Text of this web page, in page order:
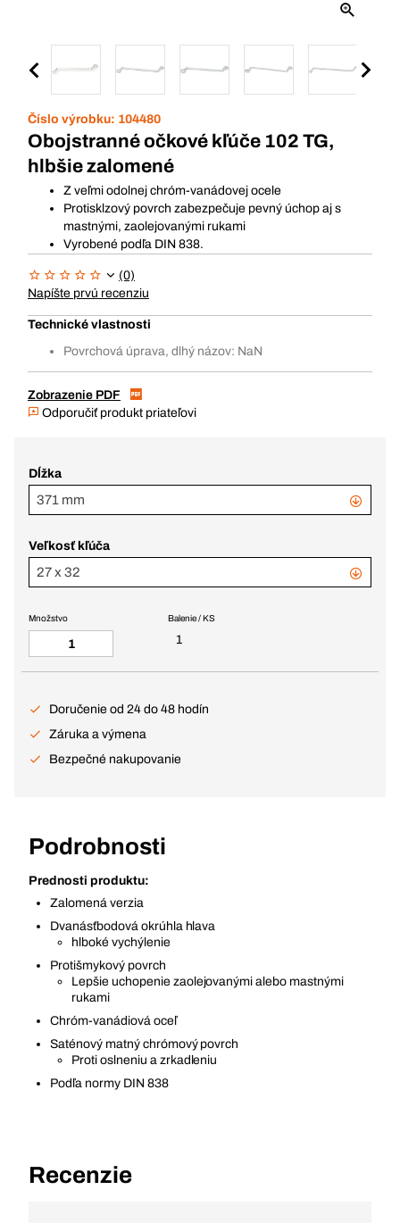
Číslo výrobku: 104480
Obojstranné očkové kľúče 102 TG,
hlbšie zalomené
Z veľmi odolnej chróm-vanádovej ocele
Protisklzový povrch zabezpečuje pevný úchop aj s
mastnými, zaolejovanými rukami
Vyrobené podľa DIN 838.
(0)
Napíšte prvú recenziu
Technické vlastnosti
Povrchová úprava, dlhý názov: NaN
Zobrazenie PDF
Odporučiť produkt priateľovi
Dĺžka
371 mm
Veľkosť kľúča
27 x 32
Balenie / KS
1
Množstvo
Doručenie od 24 do 48 hodín
Záruka a výmena
Bezpečné nakupovanie
Podrobnosti
Prednosti produktu:
Zalomená verzia
Dvanásťbodová okrúhla hlava
hlboké vychýlenie
Protišmykový povrch
Lepšie uchopenie zaolejovanými alebo mastnými
rukami
Chróm-vanádiová oceľ
Saténový matný chrómový povrch
Proti oslneniu a zrkadleniu
Podľa normy DIN 838
Recenzie